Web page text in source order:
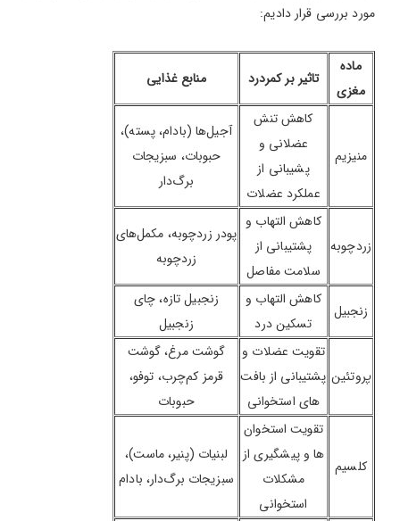
مورد بررسی قرار دادیم:
ماده
مغزی
تاثیر بر کمردرد منابع غذایی
منیزیم
کاهش تنش
عضلانی و
پشیبانی از
عملکرد عضلات
آجیل‌ها (بادام، پسته)،
حبوبات، سبزیجات
برگ‌دار
زردچوبه
کاهش التهاب و
پشتیبانی از
سلامت مفاصل
پودر زردچوبه، مکمل‌های
زردچوبه
زنجبیل
کاهش التهاب و
تسکین درد
زنجبیل تازه، چای
زنجبیل
پروتئین
تقویت عضلات و
پشتیبانی از بافت
های استخوانی
گوشت مرغ، گوشت
قرمز کم‌چرب، توفو،
حبوبات
کلسیم
تقویت استخوان
ها و پیشگیری از
مشکلات
استخوانی
لبنیات (پنیر، ماست)،
سبزیجات برگ‌دار، بادام